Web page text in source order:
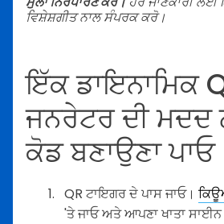
ਵਿਸ਼ੇਸ਼ਗੀਤ ਨਾਲ ਸੰਪਰਕ ਕਰੋ।
ਇੱਕ ਡਾਇਨਾਮਿਕ
ਜਨਰੇਟਰ ਦੀ ਮਦਦ
ਕੋਡ ਬਣਾਉਣਾ
QR ਟਾਇਗਰ ਦੇ ਪਾਸ ਜਾਓ।
'ਤੇ ਜਾਓ ਅਤੇ ਆਪਣਾ ਖਾਤਾ